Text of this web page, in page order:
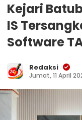
Kejari
IS
Software
Redaksi
Jumat, 11 April